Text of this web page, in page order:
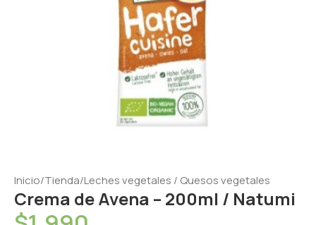
Inicio/Tienda/Leches vegetales / Quesos vegetales
Crema de Avena – 200ml / Natumi